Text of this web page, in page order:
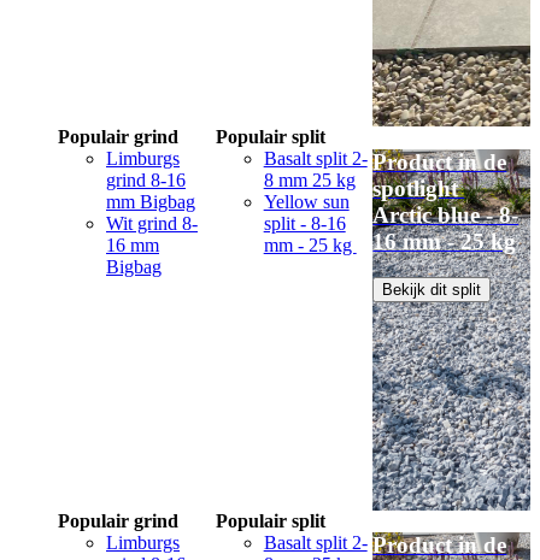
Populair grind
Limburgs
grind 8-16
mm Bigbag
Wit grind 8-
16 mm
Bigbag
Populair split
Basalt split 2-
8 mm 25 kg
Yellow sun
split - 8-16
mm - 25 kg
Product in de
spotlight
Arctic blue - 8-
16 mm - 25 kg
Bekijk dit split
Populair grind
Limburgs
Populair split
Basalt split 2- Product in de